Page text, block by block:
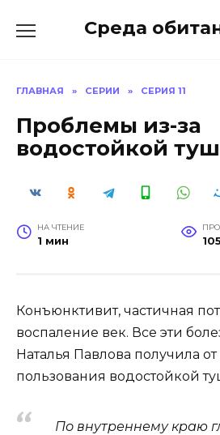
Среда
ГЛАВНАЯ » СЕРИИ » СЕРИЯ 11
Проблемы из-за
водостойкой
НА ЧТЕНИЕ
1 мин 105
Конъюнктивит, частичная
воспаление век. Все эти
Наталья Павлова получила
пользования водостойкой
По внутреннему краю